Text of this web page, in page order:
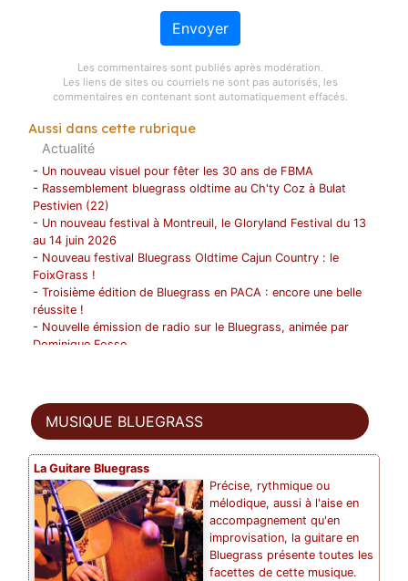
Envoyer
Les commentaires sont publiés après modération.
Les liens de sites ou courriels ne sont pas autorisés, les
commentaires en contenant sont automatiquement effacés.
Aussi dans cette rubrique
Actualité
- Un nouveau visuel pour fêter les 30 ans de FBMA
- Rassemblement bluegrass oldtime au Ch'ty Coz à Bulat
Pestivien (22)
- Un nouveau festival à Montreuil, le Gloryland Festival du 13
au 14 juin 2026
- Nouveau festival Bluegrass Oldtime Cajun Country : le
FoixGrass !
-Troisième édition de Bluegrass en PACA : encore une belle
réussite !
- Nouvelle émission de radio sur le Bluegrass, animée par
Dominique Fosse
-
Progresser musicalement en suivant un stage ou une
formation ? FBMA peut vous aider !
-1975-2025 Paris Banjo Session Vol 1 fête ses 50 ans
-Hommage à Bernard SAINTAGNE
-Carte du Bluegrass
-
Vichy Winter 2025 du 7 au 9/11 : inscriptions ouvertes !
-Weekend Jam Bluegrass et Oldtime à Saint Brieuc de
Mauron (56)
-Décès de Bernard Saintagne
MUSIQUE BLUEGRASS
La Guitare Bluegrass
Précise, rythmique ou
mélodique, aussi à l'aise en
accompagnement qu'en
improvisation, la guitare en
Bluegrass présente toutes les
facettes de cette musique.